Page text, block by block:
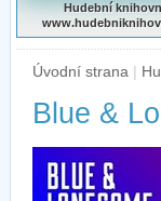
Hudební
Úvodní strana |
Blue &